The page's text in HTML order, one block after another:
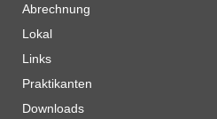
Abrechnung
Lokal
Links
Praktikanten
Downloads